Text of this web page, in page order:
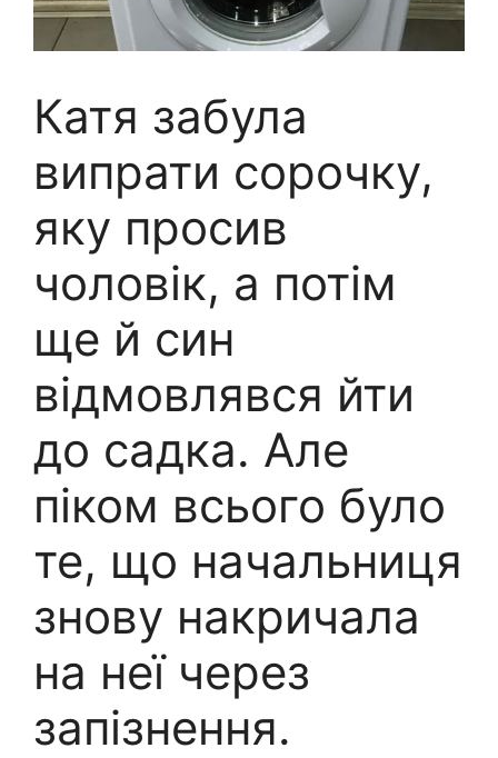
Катя забула
випрати сорочку,
яку просив
чоловік, а потім
ще й син
відмовлявся йти
до садка. Але
піком всього було
те, що начальниця
знову накричала
на неї через
запізнення.